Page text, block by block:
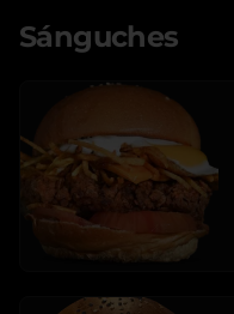
Sánguches